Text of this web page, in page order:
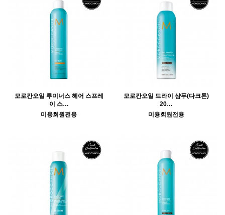
모로칸오일 루미너스 헤어 스프레
이 스…
미용회원전용
모로칸오일 드라이 샴푸(다크톤)
20…
미용회원전용